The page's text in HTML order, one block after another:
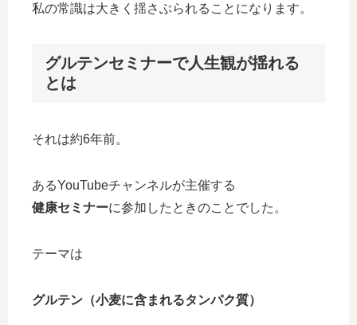
私の常識は大きく揺さぶられることになります。
グルテンセミナーで人生観が揺れる
とは
それは約6年前。
あるYouTubeチャンネルが主催する
健康セミナーに参加したときのことでした。
テーマは
グルテン（小麦に含まれるタンパク質）